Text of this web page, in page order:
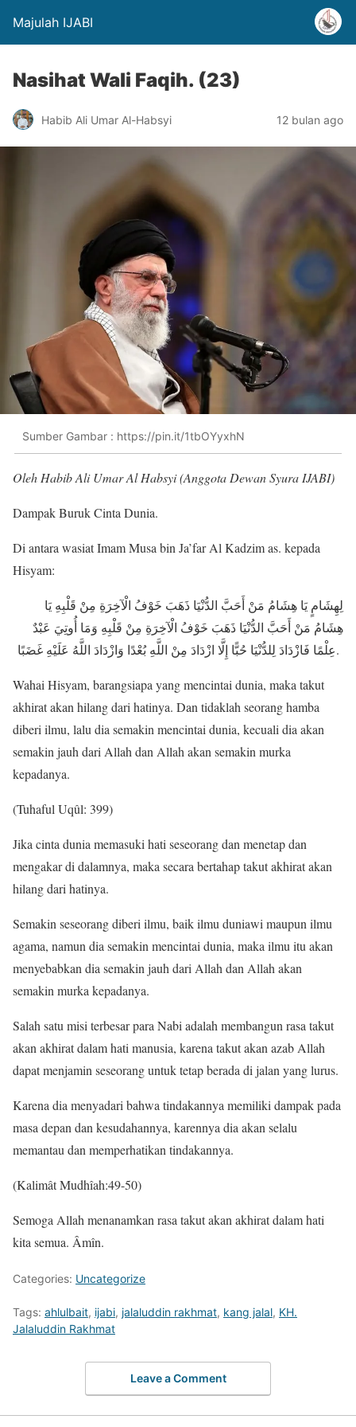
Majulah IJABI
Nasihat Wali Faqih. (23)
Habib Ali Umar Al-Habsyi 12 bulan ago
Sumber Gambar : https://pin.it/1tbOYyxhN
Oleh Habib Ali Umar Al Habsyi (Anggota Dewan Syura IJABI)
Dampak Buruk Cinta Dunia.
Di antara wasiat Imam Musa bin Ja’far Al Kadzim as. kepada
Hisyam:
لِهِشَامٍ يَا هِشَامُ مَنْ أَحَبَّ الدُّنْيَا ذَهَبَ خَوْفُ الْآخِرَةِ مِنْ قَلْبِهِ يَا
هِشَامُ مَنْ أَحَبَّ الدُّنْيَا ذَهَبَ خَوْفُ الْآخِرَةِ مِنْ قَلْبِهِ وَمَا أُوتِيَ عَبْدٌ
عِلْمًا فَازْدَادَ لِلدُّنْيَا حُبًّا إِلَّا ازْدَادَ مِنْ اللَّهِ بُعْدًا وَازْدَادَ اللَّهُ عَلَيْهِ غَضَبًا.
Wahai Hisyam, barangsiapa yang mencintai dunia, maka takut
akhirat akan hilang dari hatinya. Dan tidaklah seorang hamba
diberi ilmu, lalu dia semakin mencintai dunia, kecuali dia akan
semakin jauh dari Allah dan Allah akan semakin murka
kepadanya.
(Tuhaful Uqûl: 399)
Jika cinta dunia memasuki hati seseorang dan menetap dan
mengakar di dalamnya, maka secara bertahap takut akhirat akan
hilang dari hatinya.
Semakin seseorang diberi ilmu, baik ilmu duniawi maupun ilmu
agama, namun dia semakin mencintai dunia, maka ilmu itu akan
menyebabkan dia semakin jauh dari Allah dan Allah akan
semakin murka kepadanya.
Salah satu misi terbesar para Nabi adalah membangun rasa takut
akan akhirat dalam hati manusia, karena takut akan azab Allah
dapat menjamin seseorang untuk tetap berada di jalan yang lurus.
Karena dia menyadari bahwa tindakannya memiliki dampak pada
masa depan dan kesudahannya, karennya dia akan selalu
memantau dan memperhatikan tindakannya.
(Kalimât Mudhîah:49-50)
Semoga Allah menanamkan rasa takut akan akhirat dalam hati
kita semua. Âmîn.
Categories: Uncategorize
Tags: ahlulbait, ijabi, jalaluddin rakhmat, kang jalal, KH.
Jalaluddin Rakhmat
Leave a Comment